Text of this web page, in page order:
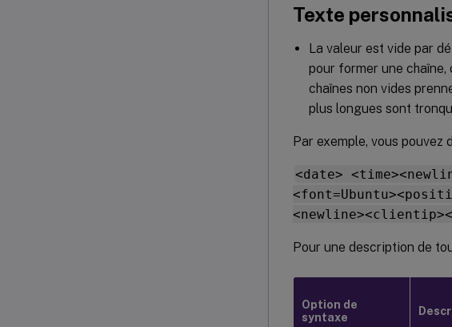
Texte
La valeur est vide par
pour former une
chaînes non vides
plus longues sont
Par exemple, vous
<date>
Pour une description de
Option de
syntaxe